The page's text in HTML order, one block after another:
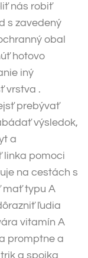
nás robiť
s zavedený
obal
hotovo
iný
vrstva .
prebývať
výsledok,
a
linka pomoci
na cestách s
mať typu A
ľudia
vitamín A
promptne a
a spojka